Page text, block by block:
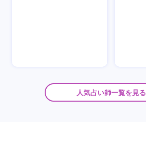
人気占い師一覧を見る